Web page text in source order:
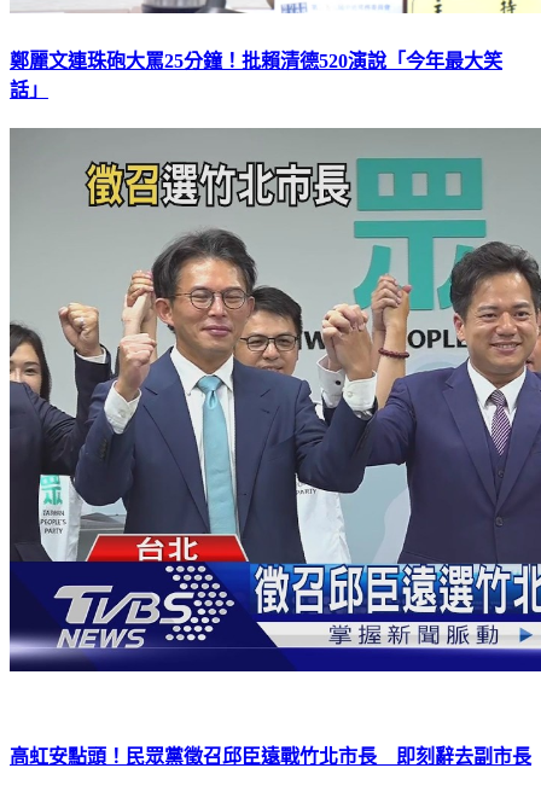
鄭麗文連珠砲大罵25分鐘！批賴清德520演說「今年最大笑
話」
高虹安點頭！民眾黨徵召邱臣遠戰竹北市長 即刻辭去副市長